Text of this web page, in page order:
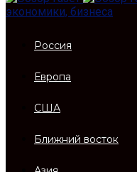
экономики, бизнеса
Россия
Европа
США
Ближний восток